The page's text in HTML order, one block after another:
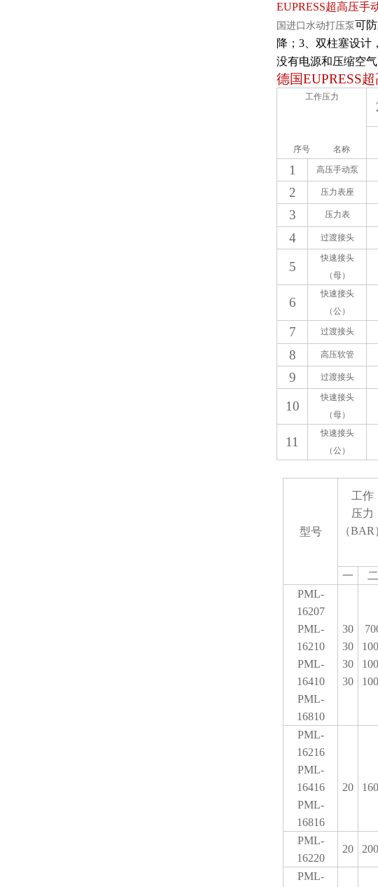
EUPRESS超高压手
国进口水动打压泵可
降；3、双柱塞设计
没有电源和压缩空
德国EUPRESS
工作压力
序号 名称
1 高压手动泵
2 压力表座
3 压力表
4 过渡接头
5
快速接头
（母）
6
快速接头
（公）
7 过渡接头
8 高压软管
9 过渡接头
10
快速接头
（母）
11
快速接头
（公）
型号
工作
压力
（BAR
一 二
PML-
16207
PML-
16210
PML-
16410
PML-
16810
30
30
30
30
PML-
16216
PML-
16416
PML-
16816
20
PML-
16220
20
PML-